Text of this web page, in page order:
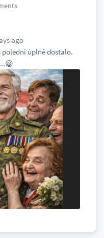
ago
úplně dostalo.